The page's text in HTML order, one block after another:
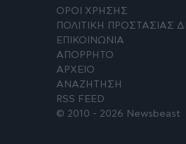
ΟΡΟΙ ΧΡΗΣΗΣ
ΠΟΛΙΤΙΚΗ ΠΡΟΣΤΑΣΙΑΣ
ΕΠΙΚΟΙΝΩΝΙΑ
ΑΠΟΡΡΗΤΟ
ΑΡΧΕΙΟ
ΑΝΑΖΗΤΗΣΗ
RSS FEED
© 2010 - 2026 Newsbeast